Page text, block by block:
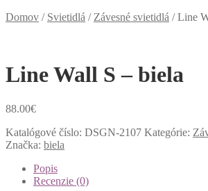
Domov / Svietidlá / Závesné svietidlá /Line
Line Wall S – biela
88.00€
Katalógové číslo: DSGN-2107 Kategórie:
Značka: biela
Popis
Recenzie (0)